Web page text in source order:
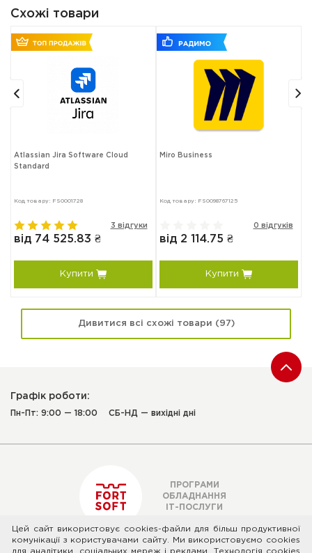
Схожі товари
Atlassian Jira Software Cloud
Standard
Код товару: FS0001728
3 відгуки
від 74 525.83 ₴
Купити
Miro Business
Код товару: FS0098767125
0 відгуків
від 2 114.75 ₴
Купити
Дивитися всі схожі товари (97)
Графік роботи:
Пн-Пт: 9:00 — 18:00 СБ-НД — вихідні дні
ПРОГРАМИ
ОБЛАДНАННЯ
ІТ-ПОСЛУГИ
Цей сайт використовує cookies-файли для більш продуктивної
комунікації з користувачами сайту. Ми використовуємо cookies
для аналітики, соціальних мереж і реклами. Технологія cookies